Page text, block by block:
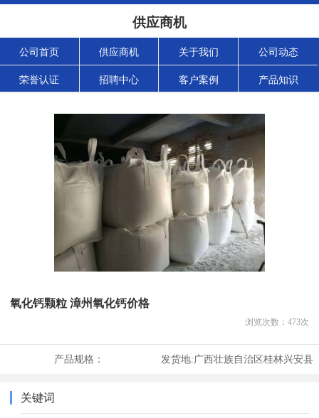
供应商机
公司首页 供应商机 关于我们 公司动态
荣誉认证 招聘中心 客户案例 产品知识
氧化钙颗粒 漳州氧化钙价格
浏览次数： 473次
产品规格： 发货地:广西壮族自治区桂林兴安县
关键词